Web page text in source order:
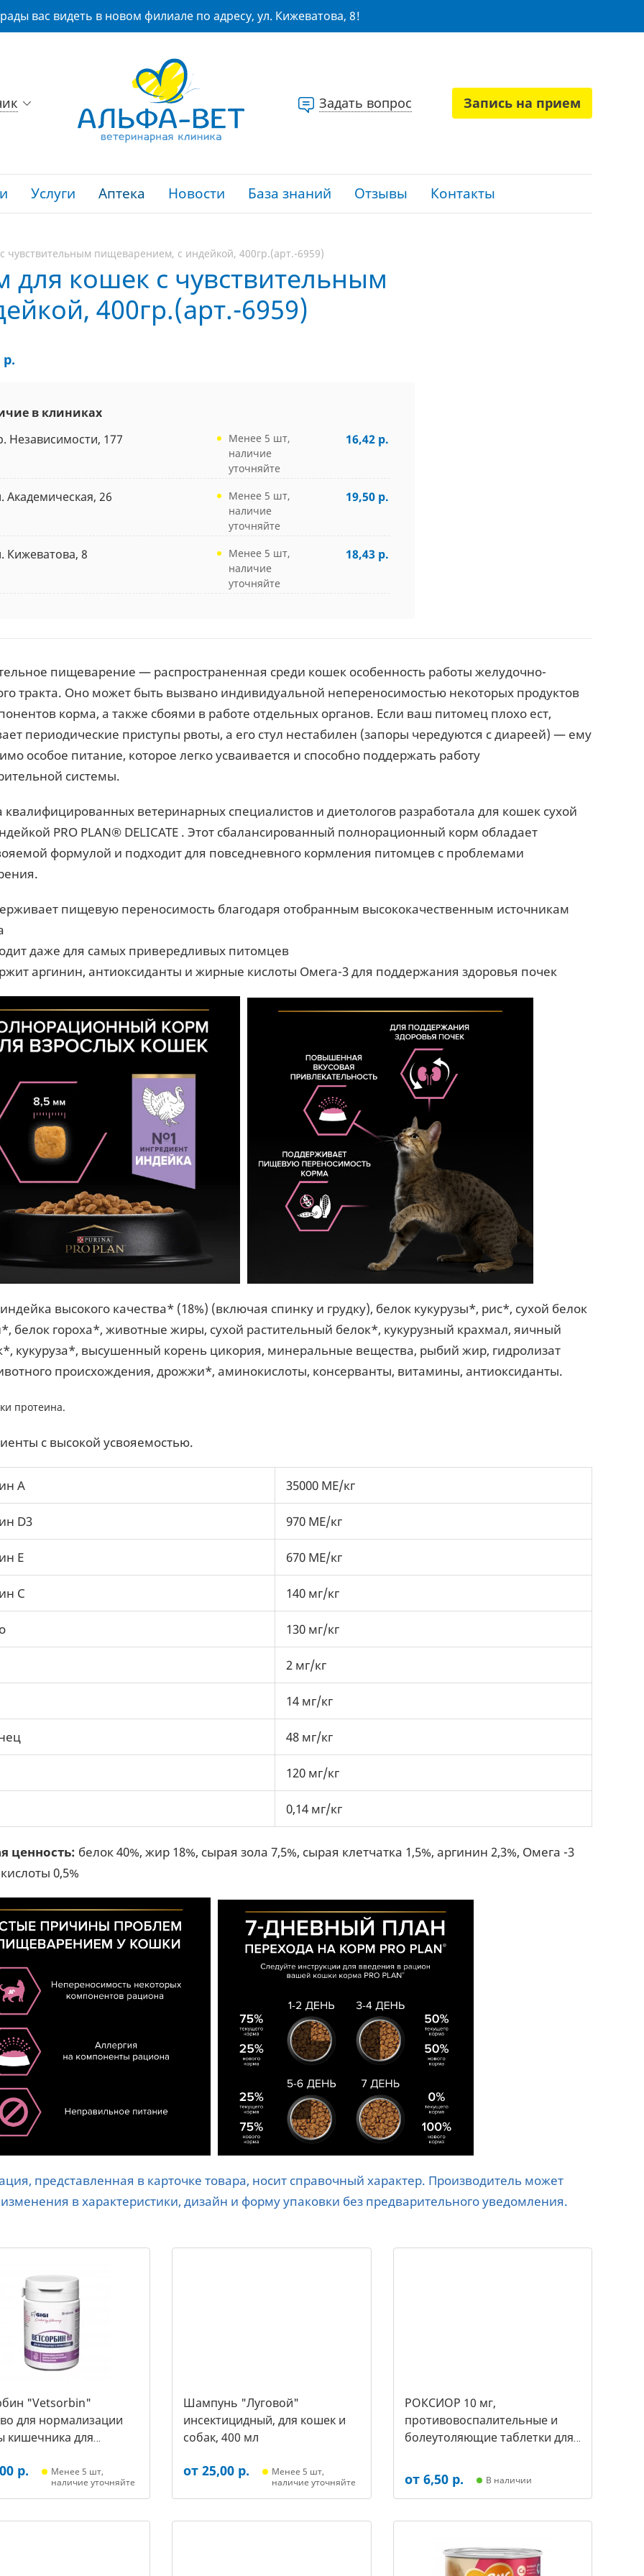
вас видеть в новом филиале по адресу, ул. Кижеватова, 8!
Задать вопрос Запись на прием
Услуги Аптека Новости База знаний Отзывы Контакты
чувствительным пищеварением, с индейкой, 400гр.(арт.-6959)
для кошек с чувствительным
400гр.(арт.-6959)
р.
в клиниках
Независимости, 177
Менее 5 шт,
наличие
уточняйте
16,42 р.
Академическая, 26
Менее 5 шт,
наличие
уточняйте
19,50 р.
Кижеватова, 8
Менее 5 шт,
наличие
уточняйте
18,43 р.
пищеварение — распространенная среди кошек особенность работы желудочно-
тракта. Оно может быть вызвано индивидуальной непереносимостью некоторых продуктов
корма, а также сбоями в работе отдельных органов. Если ваш питомец плохо ест,
периодические приступы рвоты, а его стул нестабилен (запоры чередуются с диареей) — ему
особое питание, которое легко усваивается и способно поддержать работу
системы.
ветеринарных специалистов и диетологов разработала для кошек сухой
PRO PLAN® DELICATE . Этот сбалансированный полнорационный корм обладает
формулой и подходит для повседневного кормления питомцев с проблемами
пищевую переносимость благодаря отобранным высококачественным источникам
даже для самых привередливых питомцев
аргинин, антиоксиданты и жирные кислоты Омега-3 для поддержания здоровья почек
индейка высокого качества* (18%) (включая спинку и грудку), белок кукурузы*, рис*, сухой белок
белок гороха*, животные жиры, сухой растительный белок*, кукурузный крахмал, яичный
кукуруза*, высушенный корень цикория, минеральные вещества, рыбий жир, гидролизат
происхождения, дрожжи*, аминокислоты, консерванты, витамины, антиоксиданты.
протеина.
с высокой усвояемостью.
А 35000 МЕ/кг
D3 970 МЕ/кг
Е 670 МЕ/кг
С 140 мг/кг
130 мг/кг
2 мг/кг
14 мг/кг
48 мг/кг
120 мг/кг
0,14 мг/кг
ценность: белок 40%, жир 18%, сырая зола 7,5%, сырая клетчатка 1,5%, аргинин 2,3%, Омега -3
0,5%
представленная в карточке товара, носит справочный характер. Производитель может
в характеристики, дизайн и форму упаковки без предварительного уведомления.
"Vetsorbin"
для нормализации
кишечника для
р.
Менее 5 шт,
наличие уточняйте
Шампунь "Луговой"
инсектицидный, для кошек и
собак, 400 мл
от 25,00 р.
Менее 5 шт,
наличие уточняйте
РОКСИОР 10 мг,
противовоспалительные и
болеутоляющие таблетки для
таб) (арт-5480)
от 6,50 р. В наличии